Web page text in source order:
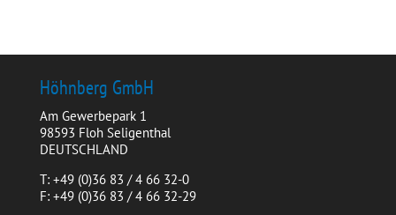
Höhnberg GmbH
Am Gewerbepark 1
98593 Floh Seligenthal
DEUTSCHLAND
T: +49 (0)36 83 / 4 66 32-0
F: +49 (0)36 83 / 4 66 32-29